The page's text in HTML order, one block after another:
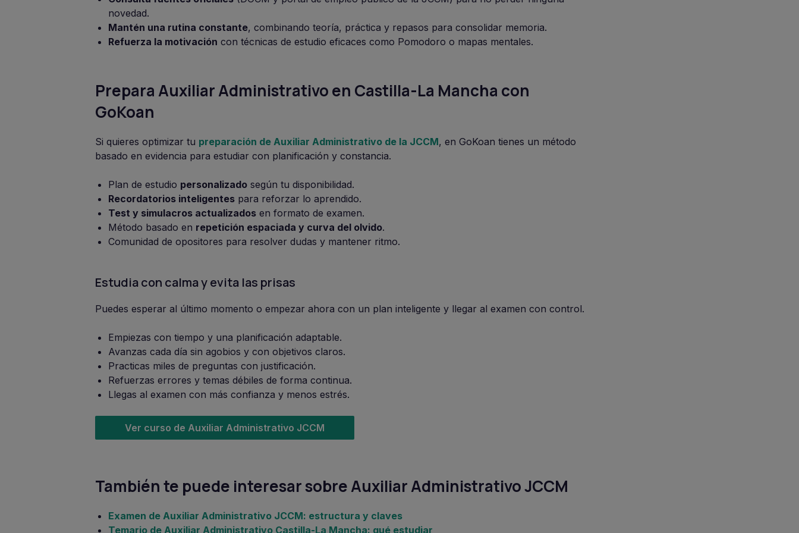
novedad.
Mantén una rutina constante, combinando teoría, práctica y repasos para consolidar memoria.
Refuerza la motivación con técnicas de estudio eficaces como Pomodoro o mapas mentales.
Prepara Auxiliar Administrativo en Castilla-La Mancha con
GoKoan
Si quieres optimizar tu preparación de Auxiliar Administrativo de la JCCM, en GoKoan tienes un método
basado en evidencia para estudiar con planificación y constancia.
Plan de estudio personalizado según tu disponibilidad.
Recordatorios inteligentes para reforzar lo aprendido.
Test y simulacros actualizados en formato de examen.
Método basado en repetición espaciada y curva del olvido.
Comunidad de opositores para resolver dudas y mantener ritmo.
Estudia con calma y evita las prisas
Puedes esperar al último momento o empezar ahora con un plan inteligente y llegar al examen con control.
Empiezas con tiempo y una planificación adaptable.
Avanzas cada día sin agobios y con objetivos claros.
Practicas miles de preguntas con justificación.
Refuerzas errores y temas débiles de forma continua.
Llegas al examen con más confianza y menos estrés.
Ver curso de Auxiliar Administrativo JCCM
También te puede interesar sobre Auxiliar Administrativo JCCM
Examen de Auxiliar Administrativo JCCM: estructura y claves
Temario de Auxiliar Administrativo Castilla-La Mancha: qué estudiar